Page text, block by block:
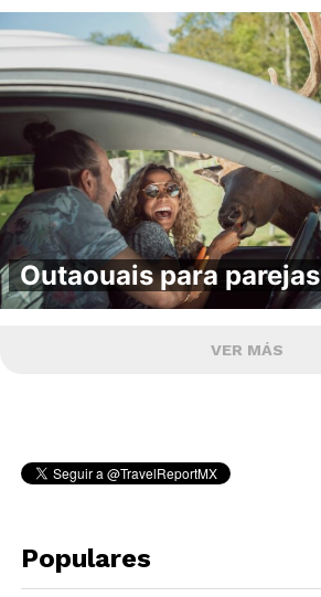
Outaouais para parejas
VER MÁS
Populares